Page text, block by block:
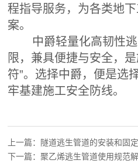
程指导服务，为各类地
案。
中爵轻量化高韧性逃
限，兼具便捷与安全，
符”。选择中爵，便是选
牢基建施工安全防线。
上一篇：
隧道逃生管道的安装和固
下一篇：聚乙烯逃生管道使用规范